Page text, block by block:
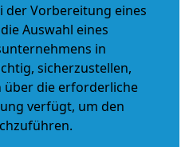
der Vorbereitung eines
Auswahl eines
in
sicherzustellen,
über die erforderliche
verfügt, um den